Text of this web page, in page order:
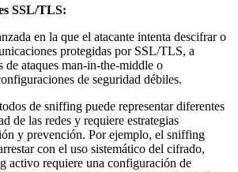
SSL/TLS:
en la que el atacante intenta descifrar o
protegidas por SSL/TLS, a
de ataques man-in-the-middle o
de seguridad débiles.
de sniffing puede representar diferentes
de las redes y requiere estrategias
y prevención. Por ejemplo, el sniffing
con el uso sistemático del cifrado,
activo requiere una configuración de